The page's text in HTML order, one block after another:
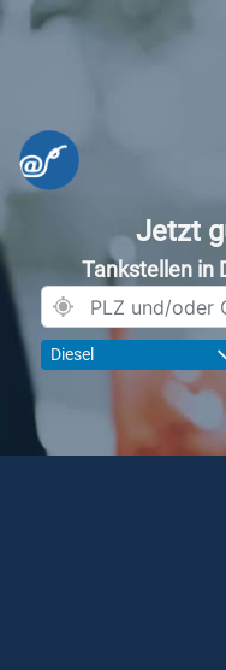
Jetzt
Tankstellen in
Diesel